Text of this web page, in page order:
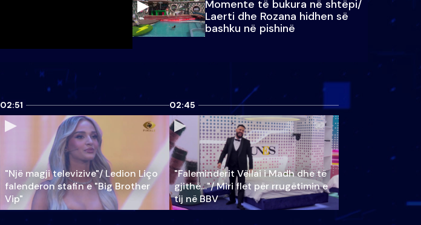
Momente të bukura në shtëpi/
Laerti dhe Rozana hidhen së
bashku në pishinë
02:51
"Një magji televizive"/ Ledion Liço
falenderon stafin e "Big Brother
Vip"
02:45
"Faleminderit Vëllai i Madh dhe të
gjithë…"/ Miri flet për rrugëtimin e
tij në BBV